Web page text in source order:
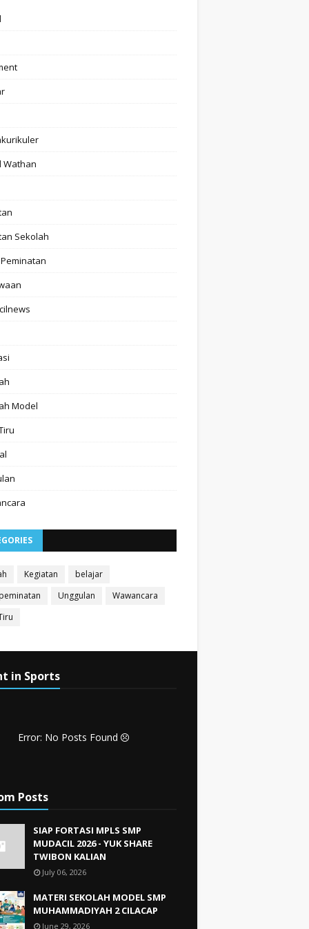
Wathan
Sekolah
Model
Kegiatan
belajar
Unggulan
Wawancara
in Sports
Error: No Posts Found
Posts
SIAP FORTASI MPLS SMP
MUDACIL 2026 - YUK SHARE
TWIBON KALIAN
July 06, 2026
MATERI SEKOLAH MODEL SMP
MUHAMMADIYAH 2 CILACAP
June 29, 2026